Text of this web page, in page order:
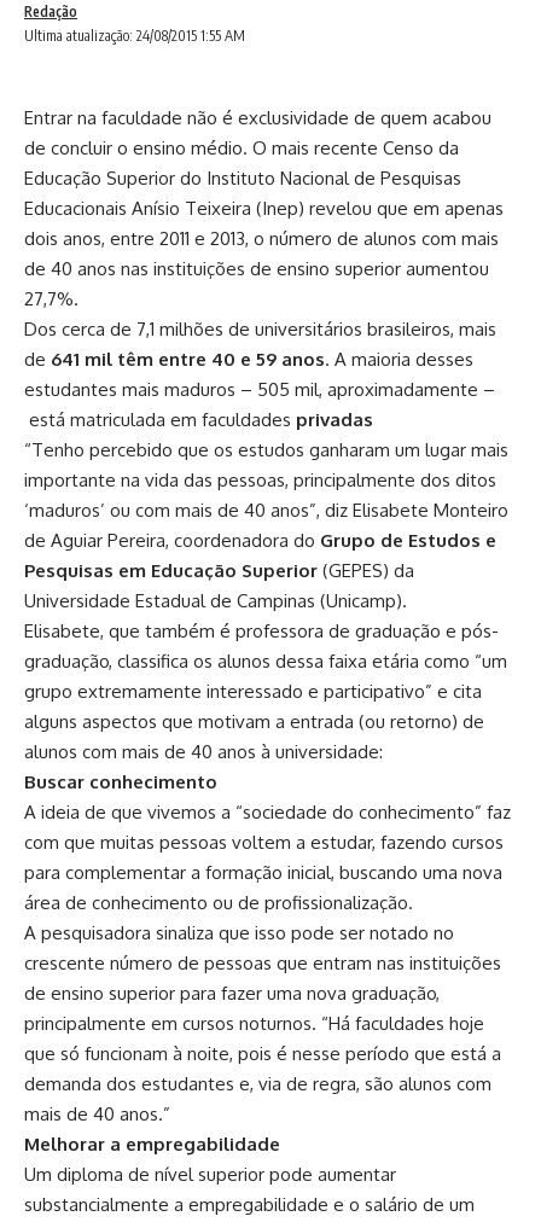
Ultima atualização: 24/08/2015 1:55 AM
Redação
Entrar na faculdade não é exclusividade de quem acabou
de concluir o ensino médio. O mais recente Censo da
Educação Superior do Instituto Nacional de Pesquisas
Educacionais Anísio Teixeira (Inep) revelou que em apenas
dois anos, entre 2011 e 2013, o número de alunos com mais
de 40 anos nas instituições de ensino superior aumentou
27,7%.
Dos cerca de 7,1 milhões de universitários brasileiros, mais
de 641 mil têm entre 40 e 59 anos. A maioria desses
estudantes mais maduros – 505 mil, aproximadamente –
está matriculada em faculdades privadas
“Tenho percebido que os estudos ganharam um lugar mais
importante na vida das pessoas, principalmente dos ditos
‘maduros’ ou com mais de 40 anos”, diz Elisabete Monteiro
de Aguiar Pereira, coordenadora do Grupo de Estudos e
Pesquisas em Educação Superior (GEPES) da
Universidade Estadual de Campinas (Unicamp).
Elisabete, que também é professora de graduação e pós-
graduação, classifica os alunos dessa faixa etária como “um
grupo extremamente interessado e participativo” e cita
alguns aspectos que motivam a entrada (ou retorno) de
alunos com mais de 40 anos à universidade:
Buscar conhecimento
A ideia de que vivemos a “sociedade do conhecimento” faz
com que muitas pessoas voltem a estudar, fazendo cursos
para complementar a formação inicial, buscando uma nova
área de conhecimento ou de profissionalização.
A pesquisadora sinaliza que isso pode ser notado no
crescente número de pessoas que entram nas instituições
de ensino superior para fazer uma nova graduação,
principalmente em cursos noturnos. “Há faculdades hoje
que só funcionam à noite, pois é nesse período que está a
demanda dos estudantes e, via de regra, são alunos com
mais de 40 anos.”
Melhorar a empregabilidade
Um diploma de nível superior pode aumentar
substancialmente a empregabilidade e o salário de um